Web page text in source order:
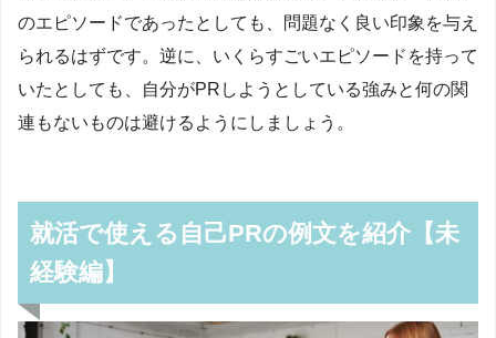
のエピソードであったとしても、問題なく良い印象を与え
られるはずです。逆に、いくらすごいエピソードを持って
いたとしても、自分がPRしようとしている強みと何の関
連もないものは避けるようにしましょう。
就活で使える自己PRの例文を紹介【未
経験編】